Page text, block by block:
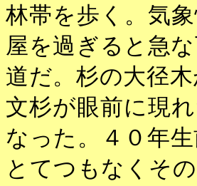
林帯を歩く。気
屋を過ぎると急
道だ。杉の大径
文杉が眼前に現
なった。４０年
とてつもなくそ